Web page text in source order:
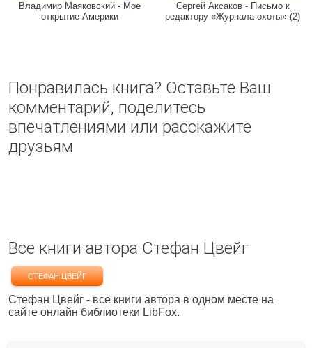
Владимир Маяковский - Мое
открытие Америки
Сергей Аксаков - Письмо к
редактору «Журнала охоты» (2)
Понравилась книга? Оставьте Ваш
комментарий, поделитесь
впечатлениями или расскажите
друзьям
Все книги автора Стефан Цвейг
СТЕФАН ЦВЕЙГ
Стефан Цвейг - все книги автора в одном месте на
сайте онлайн библиотеки LibFox.